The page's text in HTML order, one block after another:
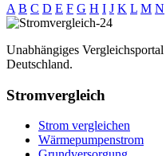
A B C D E F G H I J K L M N
Unabhängiges
Deutschland.
Stromvergleich
Strom vergleichen
Wärmepumpenstrom